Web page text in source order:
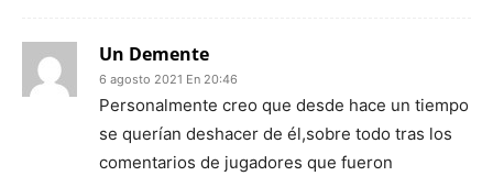
Un Demente
6 agosto 2021 En 20:46
Personalmente creo que desde hace un tiempo
se querían deshacer de él,sobre todo tras los
comentarios de jugadores que fueron